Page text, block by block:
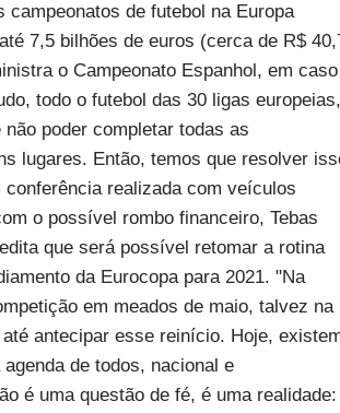
de futebol na Europa
7,5 bilhões de euros (cerca de R$
o Campeonato Espanhol, em caso
todo o futebol das 30 ligas europeias,
poder completar todas as
lugares. Então, temos que resolver
realizada com veículos
o possível rombo financeiro, Tebas
que será possível retomar a rotina
da Eurocopa para 2021. "Na
em meados de maio, talvez na
antecipar esse reinício. Hoje,
de todos, nacional e
é uma questão de fé, é uma realidade: